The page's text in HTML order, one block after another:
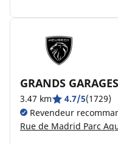
GRANDS
3.47 km 4.7/5(1729)
Revendeur
Rue de Madrid Parc